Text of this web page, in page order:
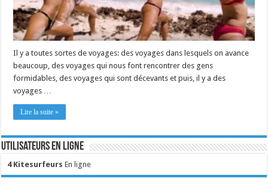
Il y a toutes sortes de voyages: des voyages dans lesquels on avance
beaucoup, des voyages qui nous font rencontrer des gens
formidables, des voyages qui sont décevants et puis, il y a des
voyages …
Lire la suite »
Utilisateurs en ligne
4 Kitesurfeurs En ligne